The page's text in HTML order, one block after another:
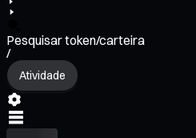
Pesquisar token/carteira
/
Atividade